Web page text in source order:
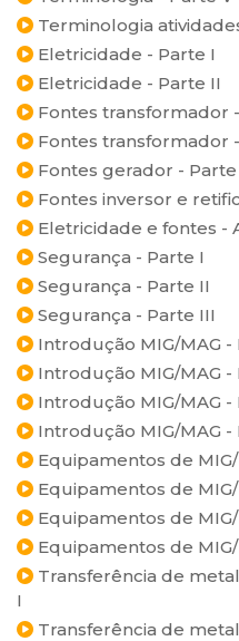
Terminologia
Eletricidade - Parte I
Eletricidade - Parte II
Fontes transformador
Fontes transformador
Fontes gerador - Parte
Fontes inversor e
Eletricidade e fontes -
Segurança - Parte I
Segurança - Parte II
Segurança - Parte III
Introdução MIG/MAG -
Introdução MIG/MAG -
Introdução MIG/MAG -
Introdução MIG/MAG -
Equipamentos de
Equipamentos de
Equipamentos de
Equipamentos de
Transferência de
I
Transferência de